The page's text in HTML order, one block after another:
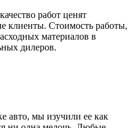
работ ценят
клиенты. Стоимость работы,
материалов в
дилеров.
авто, мы изучили ее как